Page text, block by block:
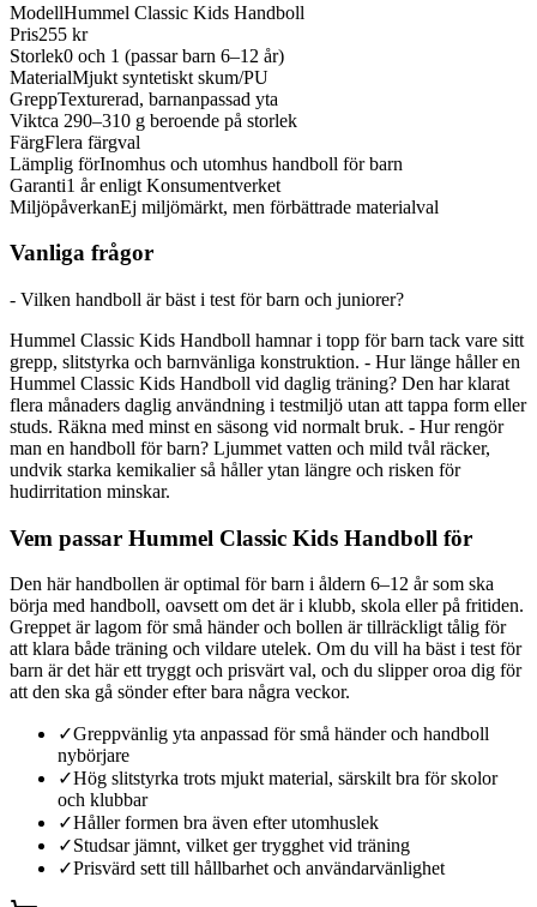
ModellHummel Classic Kids Handboll
Pris255 kr
Storlek0 och 1 (passar barn 6–12 år)
MaterialMjukt syntetiskt skum/PU
GreppTexturerad, barnanpassad yta
Viktca 290–310 g beroende på storlek
FärgFlera färgval
Lämplig förInomhus och utomhus handboll för barn
Garanti1 år enligt Konsumentverket
MiljöpåverkanEj miljömärkt, men förbättrade materialval
Vanliga frågor
- Vilken handboll är bäst i test för barn och juniorer?
Hummel Classic Kids Handboll hamnar i topp för barn tack vare sitt
grepp, slitstyrka och barnvänliga konstruktion. - Hur länge håller en
Hummel Classic Kids Handboll vid daglig träning? Den har klarat
flera månaders daglig användning i testmiljö utan att tappa form eller
studs. Räkna med minst en säsong vid normalt bruk. - Hur rengör
man en handboll för barn? Ljummet vatten och mild tvål räcker,
undvik starka kemikalier så håller ytan längre och risken för
hudirritation minskar.
Vem passar Hummel Classic Kids Handboll för
Den här handbollen är optimal för barn i åldern 6–12 år som ska
börja med handboll, oavsett om det är i klubb, skola eller på fritiden.
Greppet är lagom för små händer och bollen är tillräckligt tålig för
att klara både träning och vildare utelek. Om du vill ha bäst i test för
barn är det här ett tryggt och prisvärt val, och du slipper oroa dig för
att den ska gå sönder efter bara några veckor.
✓Greppvänlig yta anpassad för små händer och handboll
nybörjare
✓Hög slitstyrka trots mjukt material, särskilt bra för skolor
och klubbar
✓Håller formen bra även efter utomhuslek
✓Studsar jämnt, vilket ger trygghet vid träning
✓Prisvärd sett till hållbarhet och användarvänlighet